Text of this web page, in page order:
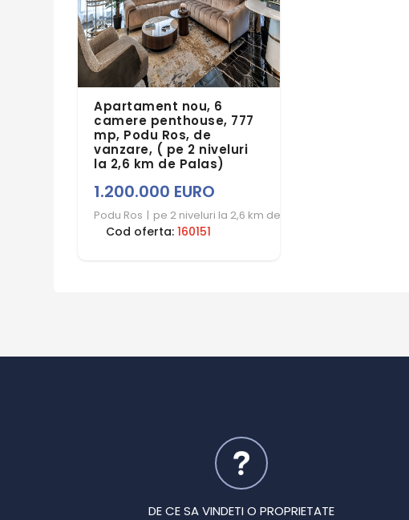
Apartament nou, 6
camere penthouse, 777
mp, Podu Ros, de
vanzare, ( pe 2 niveluri
la 2,6 km de Palas)
1.200.000 EURO
Podu Ros | pe 2 niveluri la 2,6 km de Palas
Cod oferta:160151
DE CE SA VINDETI O PROPRIETATE